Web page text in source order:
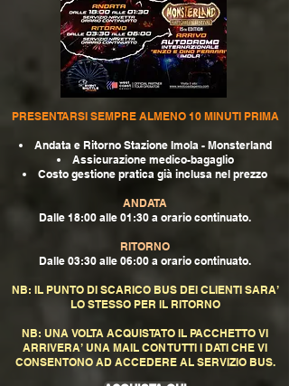
PRESENTARSI SEMPRE ALMENO 10 MINUTI PRIMA
Andata e Ritorno Stazione Imola - Monsterland
Assicurazione medico-bagaglio
Costo gestione pratica già inclusa nel prezzo
ANDATA
Dalle 18:00 alle 01:30 a orario continuato.
RITORNO
Dalle 03:30 alle 06:00 a orario continuato.
NB: IL PUNTO DI SCARICO BUS DEI CLIENTI SARA’
LO STESSO PER IL RITORNO
NB: UNA VOLTA ACQUISTATO IL PACCHETTO VI
ARRIVERA’ UNA MAIL CON TUTTI I DATI CHE VI
CONSENTONO AD ACCEDERE AL SERVIZIO BUS.